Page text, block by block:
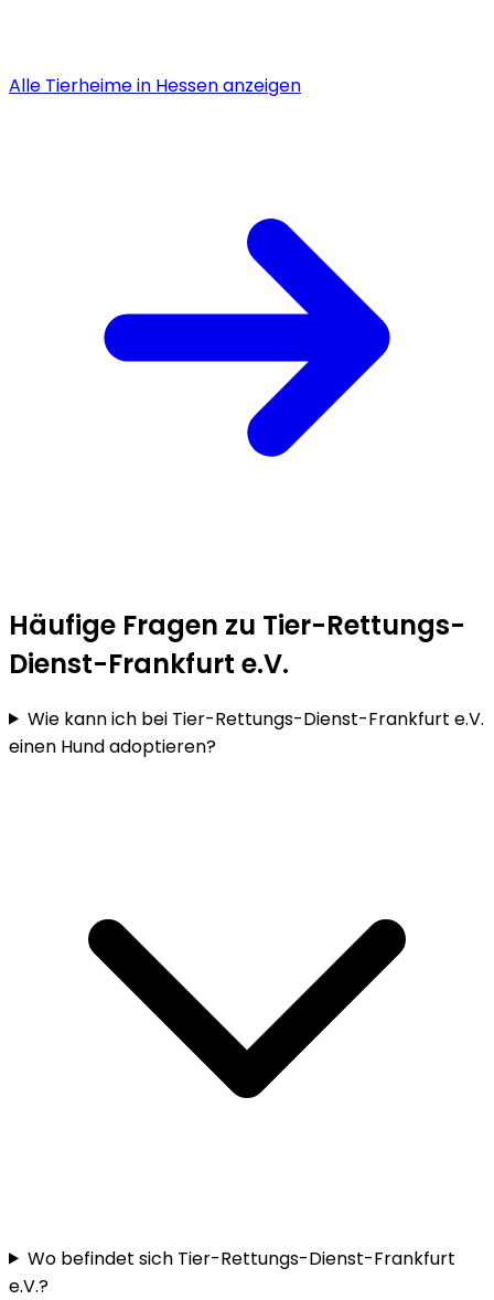
Alle Tierheimein Hessenanzeigen
Häufige Fragen zu Tier-Rettungs-
Dienst-Frankfurt e.V.
Wie kann ich bei Tier-Rettungs-Dienst-Frankfurt e.V.
einen Hund adoptieren?
Wo befindet sich Tier-Rettungs-Dienst-Frankfurt
e.V.?